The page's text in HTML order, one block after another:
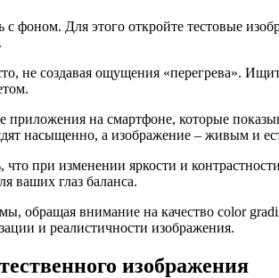
с фоном. Для этого откройте тестовые
не создавая ощущения «перегрева».
на смартфоне, которые
насыщенно, а изображение – живым и
при изменении яркости и
ваших глаз баланса.
внимание на качество color
и реалистичности изображения.
изображения